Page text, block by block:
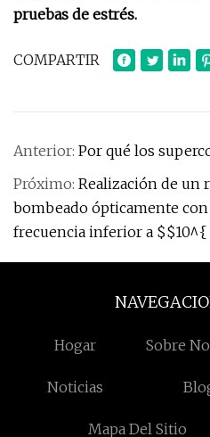
pruebas de estrés.
COMPARTIR
Anterior: Por qué los
Próximo: Realización de un
bombeado ópticamente
frecuencia inferior a $$10^{
Hogar Sobre
Noticias
Mapa Del Sitio